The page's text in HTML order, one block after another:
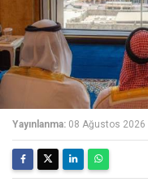
Yayınlanma: 08 Ağustos